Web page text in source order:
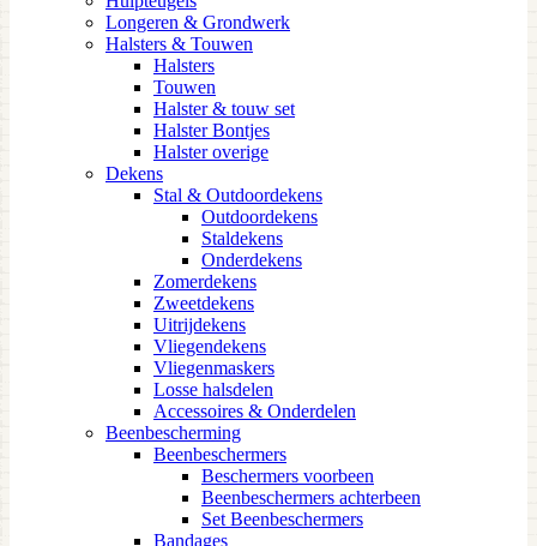
Longeren & Grondwerk
Halsters & Touwen
Halsters
Touwen
Halster & touw set
Halster Bontjes
Halster overige
Dekens
Stal & Outdoordekens
Outdoordekens
Staldekens
Onderdekens
Zomerdekens
Zweetdekens
Uitrijdekens
Vliegendekens
Vliegenmaskers
Losse halsdelen
Accessoires & Onderdelen
Beenbescherming
Beenbeschermers
Beschermers voorbeen
Beenbeschermers achterbeen
Set Beenbeschermers
Bandages